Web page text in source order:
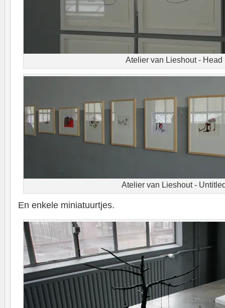
Atelier van Lieshout - Head
Atelier van Lieshout -
En enkele miniatuurtjes.